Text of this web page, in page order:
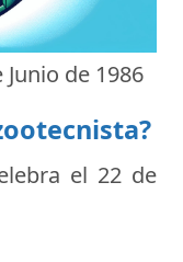
Junio de 1986
el 22 de